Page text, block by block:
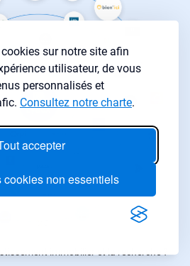
sur notre site afin
utilisateur, de vous
personnalisés et
Consultez notre charte.
accepter
cookies non essentiels
immobilier et la recherche ?